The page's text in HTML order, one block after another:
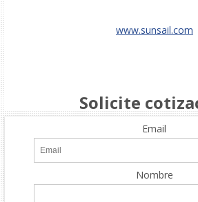
www.sunsail.com
Solicite
Email
Nombre